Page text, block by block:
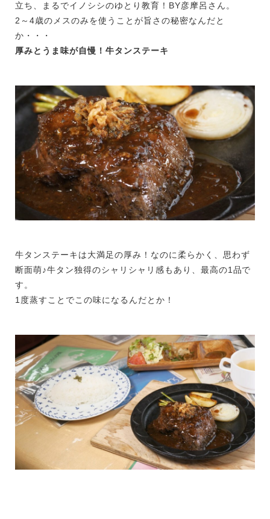
立ち、まるでイノシシのゆとり教育！BY彦摩呂さん。
2～4歳のメスのみを使うことが旨さの秘密なんだと
か・・・
厚みとうま味が自慢！牛タンステーキ
牛タンステーキは大満足の厚み！なのに柔らかく、思わず
断面萌♪牛タン独得のシャリシャリ感もあり、最高の1品で
す。
1度蒸すことでこの味になるんだとか！